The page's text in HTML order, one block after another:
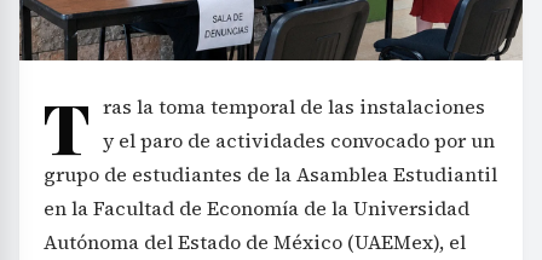
T ras la toma temporal de las instalaciones
y el paro de actividades convocado por un
grupo de estudiantes de la Asamblea Estudiantil
en la Facultad de Economía de la Universidad
Autónoma del Estado de México (UAEMex), el